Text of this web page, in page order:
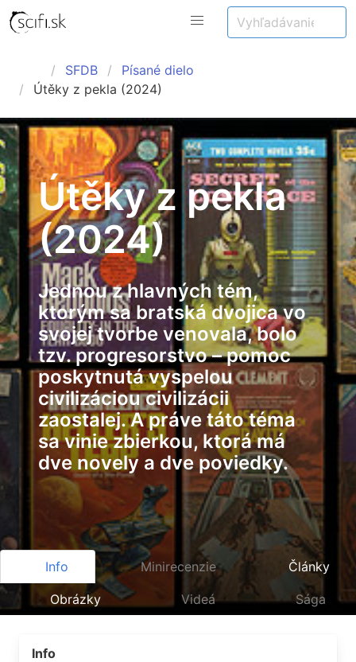
SFDB
Písané dielo
Útěky z pekla (2024)
Útěky z pekla
(2024)
Jednou z hlavných tém,
ktorým sa bratská dvojica vo
svojej tvorbe venovala, bolo
tzv. progresorstvo – pomoc
poskytnutá vyspelou
civilizáciou civilizácii
zaostalej. A práve táto téma
sa vinie zbierkou, ktorá má
dve novely a dve poviedky.
Info Minirecenzie Články
Obrázky Videá Sága
Info